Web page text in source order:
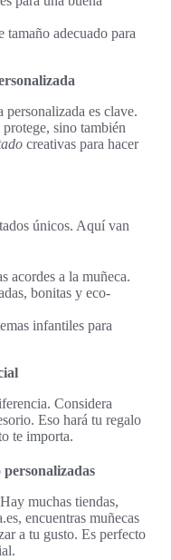
tamaño adecuado para
personalizada es clave.
sino también
creativas para hacer
únicos. Aquí van
acordes a la muñeca.
bonitas y eco-
infantiles para
Considera
Eso hará tu regalo
te importa.
muchas tiendas,
encuentras muñecas
a tu gusto. Es perfecto